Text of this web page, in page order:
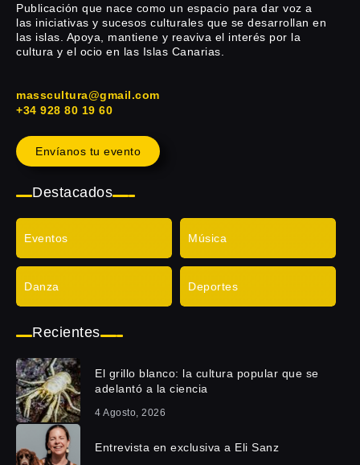
Publicación que nace como un espacio para dar voz a
las iniciativas y sucesos culturales que se desarrollan en
las islas. Apoya, mantiene y reaviva el interés por la
cultura y el ocio en las Islas Canarias.
masscultura@gmail.com
+34 928 80 19 60
Envíanos tu evento
Destacados
Eventos Música
Danza Deportes
Recientes
El grillo blanco: la cultura popular que se
adelantó a la ciencia
4 Agosto, 2026
Entrevista en exclusiva a Eli Sanz